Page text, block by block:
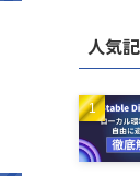
人気